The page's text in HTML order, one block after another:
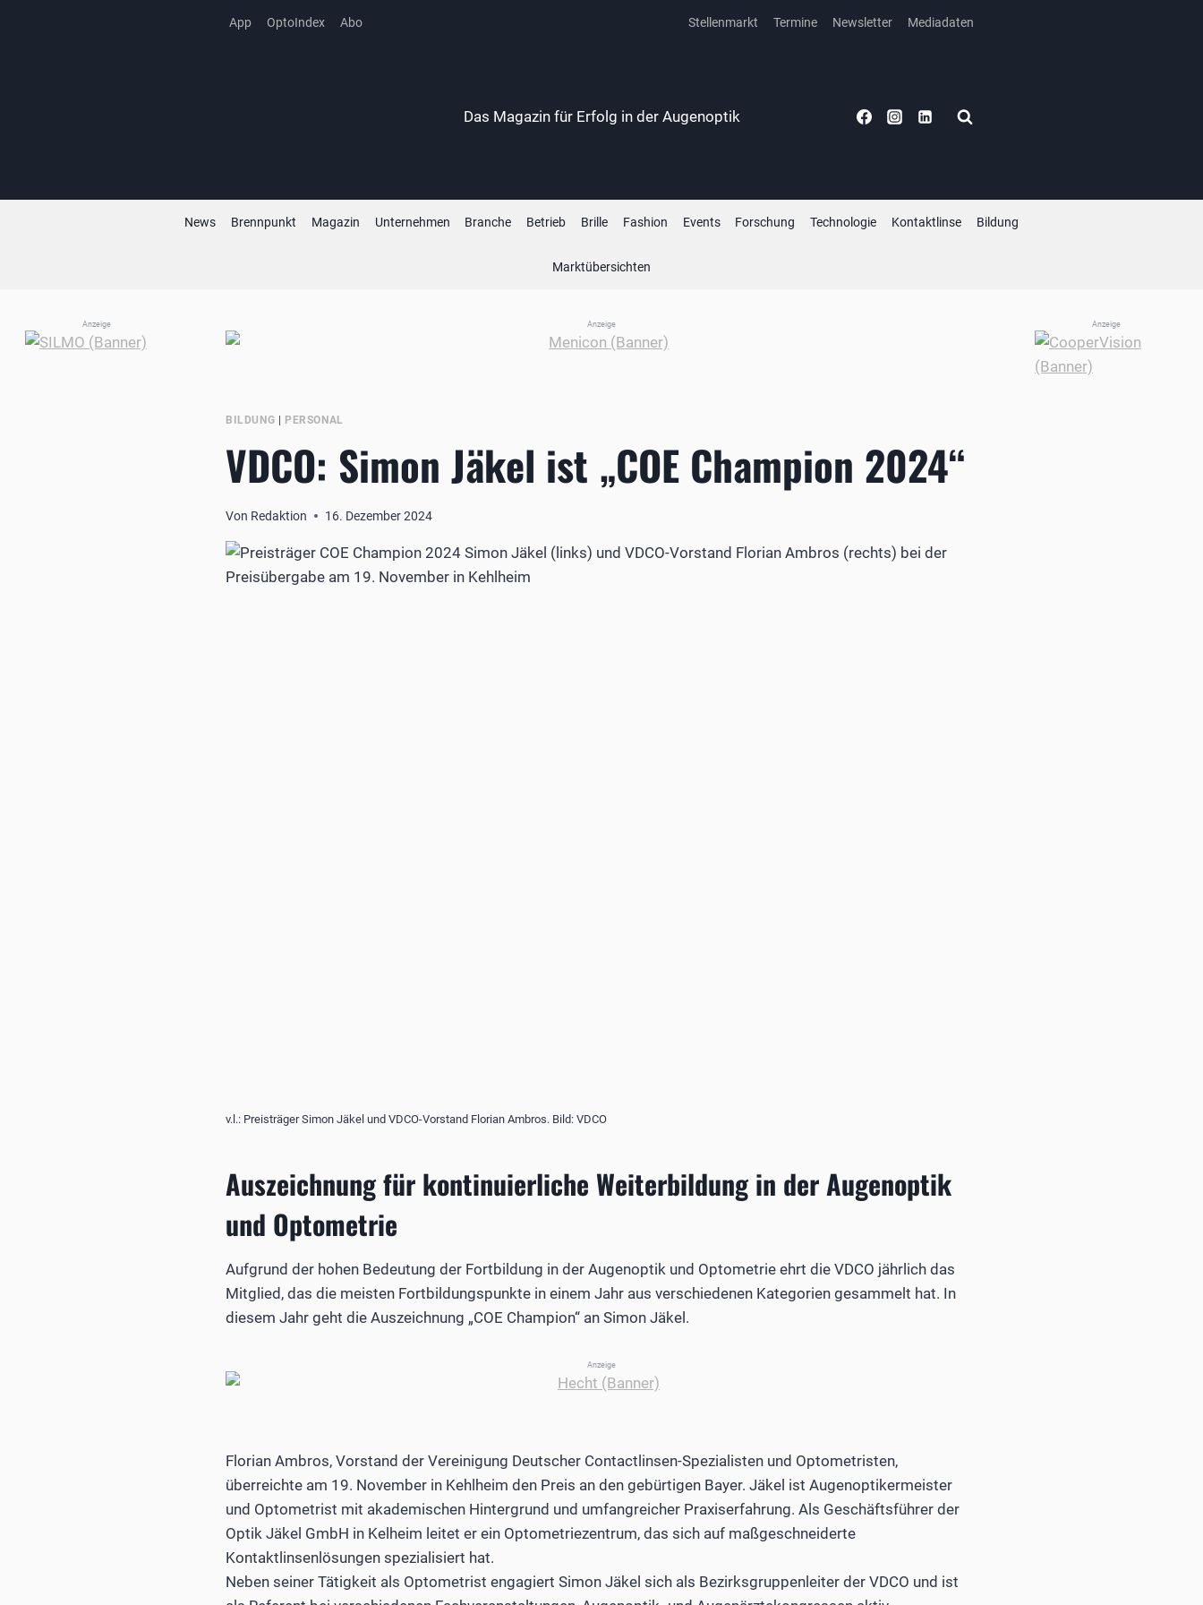
App OptoIndex Abo Stellenmarkt Termine Newsletter Mediadaten
Das Magazin für Erfolg in der Augenoptik
News Brennpunkt Magazin Unternehmen Branche Betrieb Brille Fashion Events Forschung Technologie Kontaktlinse Bildung
Marktübersichten
Anzeige
Anzeige Anzeige
BILDUNG PERSONAL
VDCO: Simon Jäkel ist „COE Champion 2024“
Von Redaktion 16. Dezember 2024
v.l.: Preisträger Simon Jäkel und VDCO-Vorstand Florian Ambros. Bild: VDCO
Auszeichnung für kontinuierliche Weiterbildung in der Augenoptik
und Optometrie
Aufgrund der hohen Bedeutung der Fortbildung in der Augenoptik und Optometrie ehrt die VDCO jährlich das
Mitglied, das die meisten Fortbildungspunkte in einem Jahr aus verschiedenen Kategorien gesammelt hat. In
diesem Jahr geht die Auszeichnung „COE Champion“ an Simon Jäkel.
Anzeige
Florian Ambros, Vorstand der Vereinigung Deutscher Contactlinsen-Spezialisten und Optometristen,
überreichte am 19. November in Kehlheim den Preis an den gebürtigen Bayer. Jäkel ist Augenoptikermeister
und Optometrist mit akademischen Hintergrund und umfangreicher Praxiserfahrung. Als Geschäftsführer der
Optik Jäkel GmbH in Kelheim leitet er ein Optometriezentrum, das sich auf maßgeschneiderte
Kontaktlinsenlösungen spezialisiert hat.
Neben seiner Tätigkeit als Optometrist engagiert Simon Jäkel sich als Bezirksgruppenleiter der VDCO und ist